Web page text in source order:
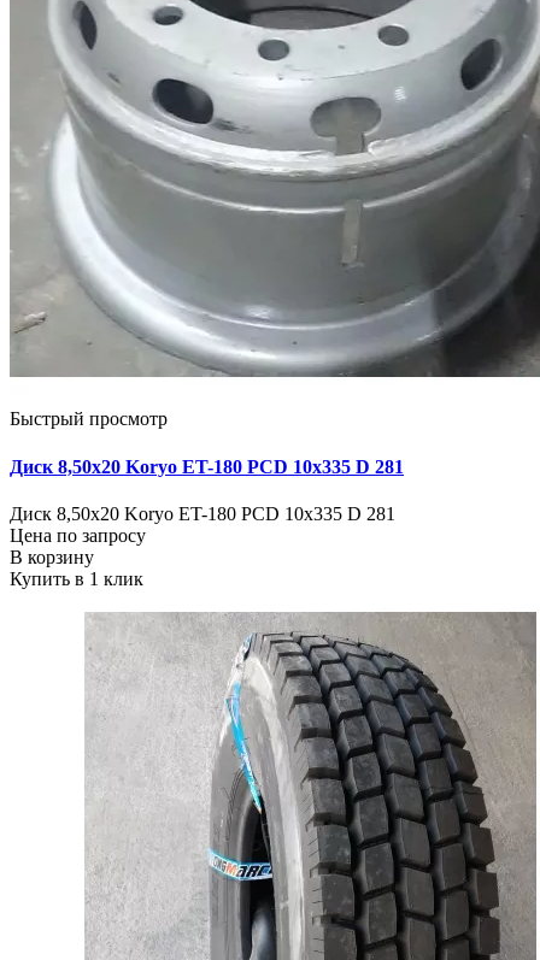
Быстрый просмотр
Диск 8,50х20 Koryo ET-180 PCD 10x335 D 281
Диск 8,50х20 Koryo ET-180 PCD 10x335 D 281
Цена по запросу
В корзину
Купить в 1 клик